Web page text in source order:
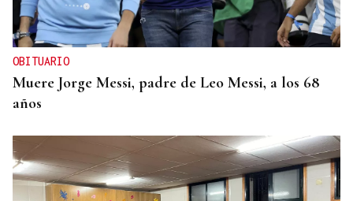
OBITUARIO
Muere Jorge Messi, padre de Leo Messi, a los 68
años